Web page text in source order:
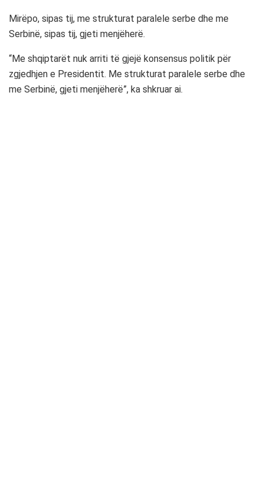
Mirëpo, sipas tij, me strukturat paralele serbe dhe me
Serbinë, sipas tij, gjeti menjëherë.
“Me shqiptarët nuk arriti të gjejë konsensus politik për
zgjedhjen e Presidentit. Me strukturat paralele serbe dhe
me Serbinë, gjeti menjëherë”, ka shkruar ai.